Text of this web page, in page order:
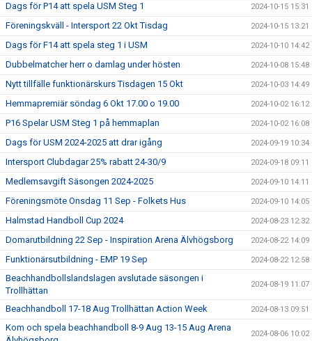
Dags för P14 att spela USM Steg 1 2024-10-15 15:31
Föreningskväll - Intersport 22 Okt Tisdag 2024-10-15 13:21
Dags för F14 att spela steg 1 i USM 2024-10-10 14:42
Dubbelmatcher herr o damlag under hösten 2024-10-08 15:48
Nytt tillfälle funktionärskurs Tisdagen 15 Okt 2024-10-03 14:49
Hemmapremiär söndag 6 Okt 17.00 o 19.00 2024-10-02 16:12
P16 Spelar USM Steg 1 på hemmaplan 2024-10-02 16:08
Dags för USM 2024-2025 att drar igång 2024-09-19 10:34
Intersport Clubdagar 25% rabatt 24-30/9 2024-09-18 09:11
Medlemsavgift Säsongen 2024-2025 2024-09-10 14:11
Föreningsmöte Onsdag 11 Sep - Folkets Hus 2024-09-10 14:05
Halmstad Handboll Cup 2024 2024-08-23 12:32
Domarutbildning 22 Sep - Inspiration Arena Älvhögsborg 2024-08-22 14:09
Funktionärsutbildning - EMP 19 Sep 2024-08-22 12:58
Beachhandbollslandslagen avslutade säsongen i
Trollhättan
2024-08-19 11:07
Beachhandboll 17-18 Aug Trollhättan Action Week 2024-08-13 09:51
Kom och spela beachhandboll 8-9 Aug 13-15 Aug Arena
2024-08-06 10:02